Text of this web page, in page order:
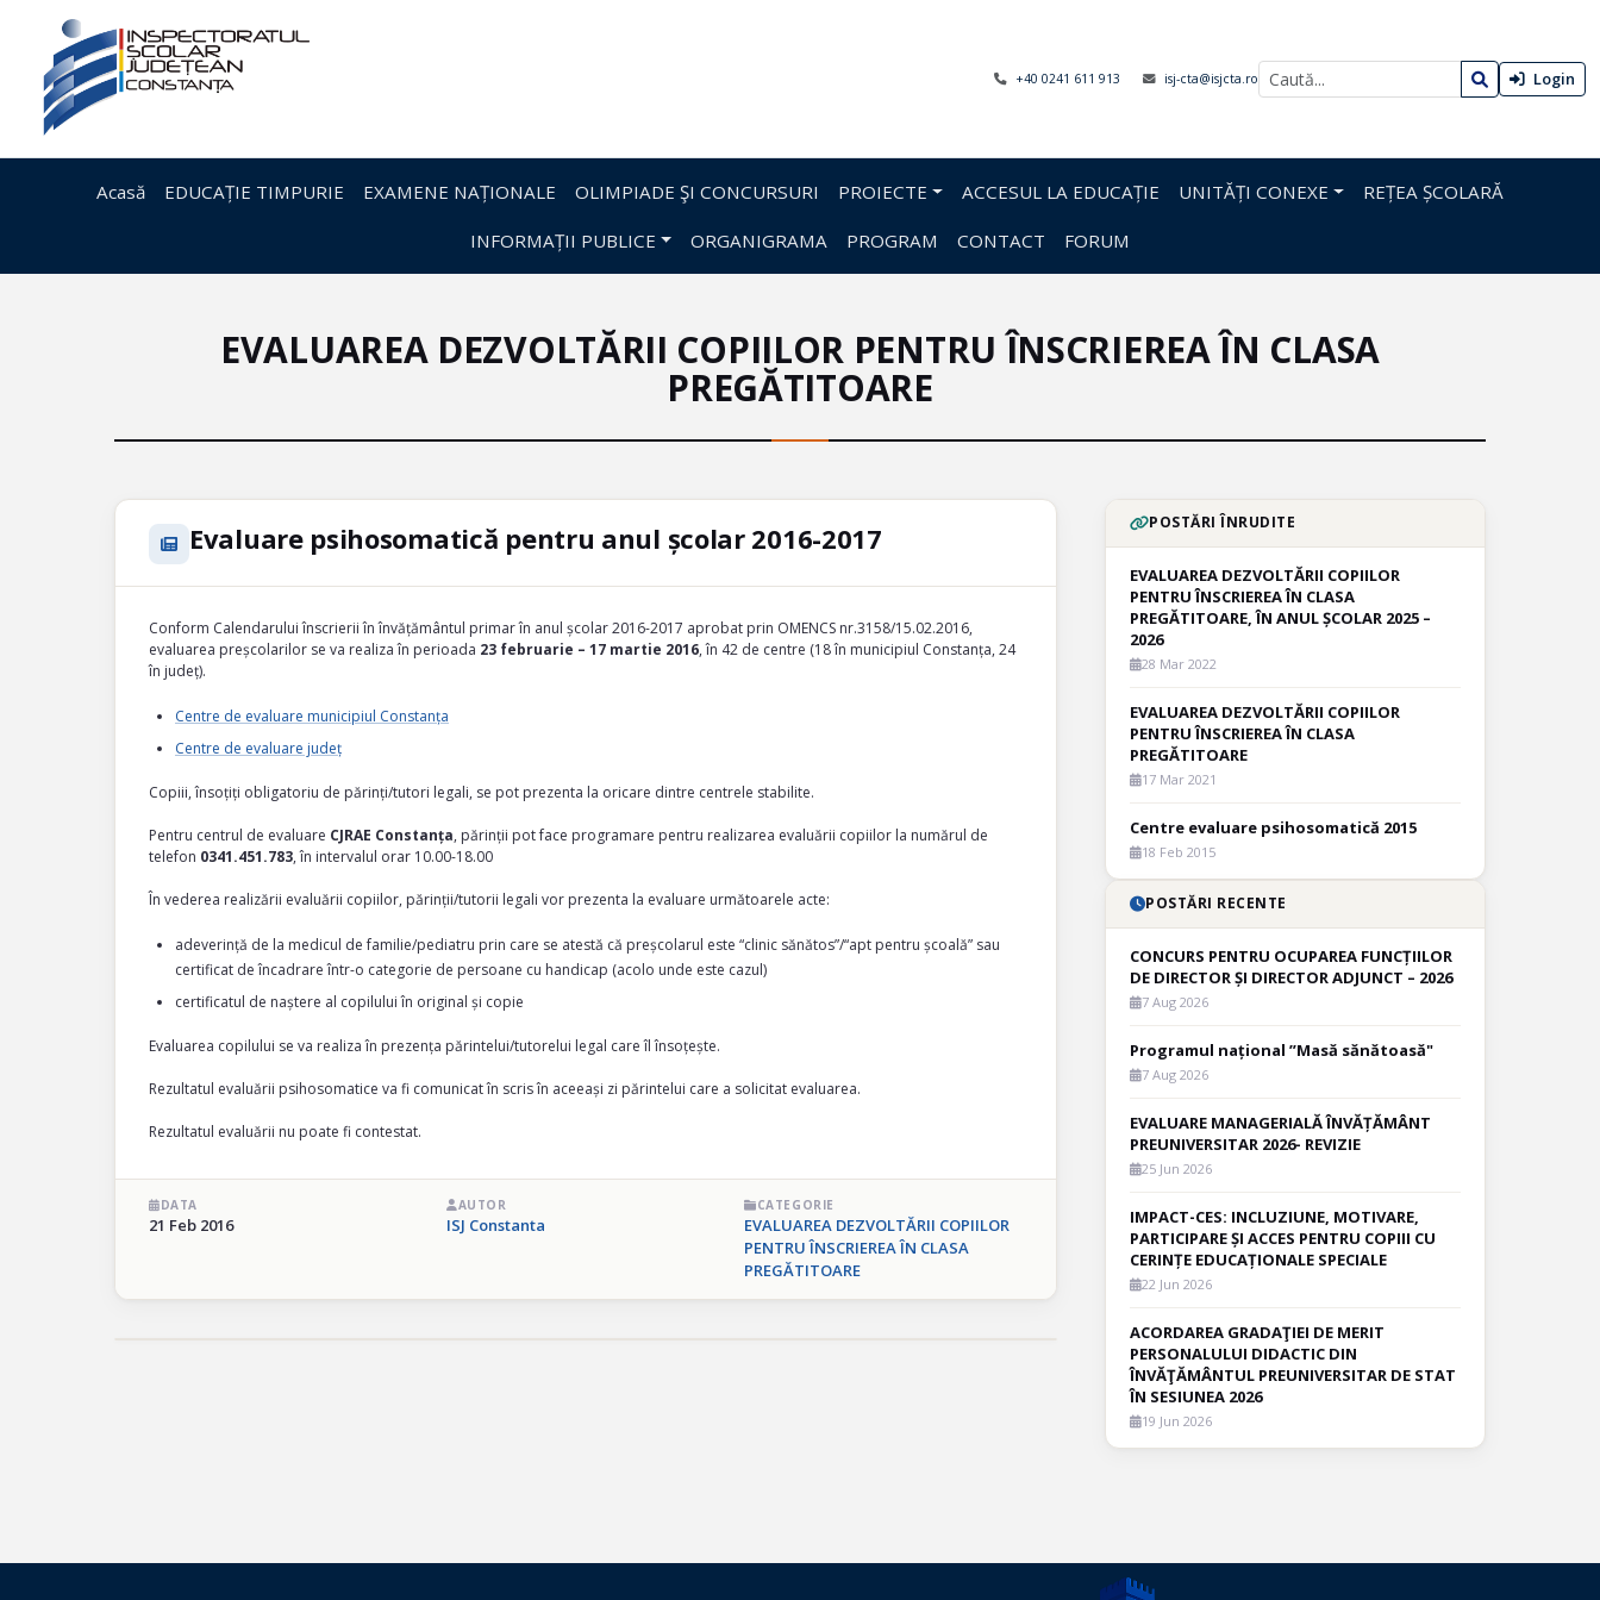
+40 0241 611 913 isj-cta@isjcta.ro Login
Acasă EDUCAȚIE TIMPURIE EXAMENE NAȚIONALE OLIMPIADE ŞI CONCURSURI PROIECTE ACCESUL LA EDUCAȚIE UNITĂȚI CONEXE REȚEA ȘCOLARĂ
INFORMAȚII PUBLICE ORGANIGRAMA PROGRAM CONTACT FORUM
EVALUAREA DEZVOLTĂRII COPIILOR PENTRU ÎNSCRIEREA ÎN CLASA
PREGĂTITOARE
Evaluare psihosomatică pentru anul școlar 2016-2017
Conform Calendarului înscrierii în învățământul primar în anul școlar 2016-2017 aprobat prin OMENCS nr.3158/15.02.2016,
evaluarea preșcolarilor se va realiza în perioada 23 februarie – 17 martie 2016, în 42 de centre (18 în municipiul Constanța, 24
în județ).
Centre de evaluare municipiul Constanța
Centre de evaluare județ
Copiii, însoțiți obligatoriu de părinți/tutori legali, se pot prezenta la oricare dintre centrele stabilite.
Pentru centrul de evaluare CJRAE Constanța, părinții pot face programare pentru realizarea evaluării copiilor la numărul de
telefon 0341.451.783, în intervalul orar 10.00-18.00
În vederea realizării evaluării copiilor, părinții/tutorii legali vor prezenta la evaluare următoarele acte:
adeverință de la medicul de familie/pediatru prin care se atestă că preșcolarul este “clinic sănătos”/“apt pentru școală” sau
certificat de încadrare într-o categorie de persoane cu handicap (acolo unde este cazul)
certificatul de naștere al copilului în original și copie
Evaluarea copilului se va realiza în prezența părintelui/tutorelui legal care îl însoțește.
Rezultatul evaluării psihosomatice va fi comunicat în scris în aceeași zi părintelui care a solicitat evaluarea.
Rezultatul evaluării nu poate fi contestat.
DATA
21 Feb 2016
AUTOR
ISJ Constanta
CATEGORIE
EVALUAREA DEZVOLTĂRII COPIILOR
PENTRU ÎNSCRIEREA ÎN CLASA
PREGĂTITOARE
POSTĂRI ÎNRUDITE
EVALUAREA DEZVOLTĂRII COPIILOR
PENTRU ÎNSCRIEREA ÎN CLASA
PREGĂTITOARE, ÎN ANUL ȘCOLAR 2025 –
2026
28 Mar 2022
EVALUAREA DEZVOLTĂRII COPIILOR
PENTRU ÎNSCRIEREA ÎN CLASA
PREGĂTITOARE
17 Mar 2021
Centre evaluare psihosomatică 2015
18 Feb 2015
POSTĂRI RECENTE
CONCURS PENTRU OCUPAREA FUNCȚIILOR
DE DIRECTOR ȘI DIRECTOR ADJUNCT – 2026
7 Aug 2026
Programul național ”Masă sănătoasă"
7 Aug 2026
EVALUARE MANAGERIALĂ ÎNVĂȚĂMÂNT
PREUNIVERSITAR 2026- REVIZIE
25 Jun 2026
IMPACT-CES: INCLUZIUNE, MOTIVARE,
PARTICIPARE ȘI ACCES PENTRU COPIII CU
CERINȚE EDUCAȚIONALE SPECIALE
22 Jun 2026
ACORDAREA GRADAŢIEI DE MERIT
PERSONALULUI DIDACTIC DIN
ÎNVĂŢĂMÂNTUL PREUNIVERSITAR DE STAT
ÎN SESIUNEA 2026
19 Jun 2026